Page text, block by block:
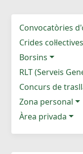
Convocatòries
Crides col·lectives
Borsins
RLT (Serveis
Concurs de
Zona personal
Àrea privada